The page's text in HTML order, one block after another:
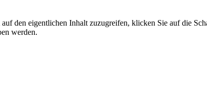
auf den eigentlichen Inhalt zuzugreifen, klicken Sie auf die
werden.